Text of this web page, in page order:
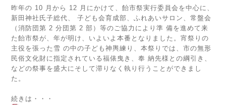
昨年の 10 月から 12 月にかけて、飴市祭実行委員会を中心に、
新田神社氏子総代、 子ども会育成部、ふれあいサロン、常盤会
（消防団第 2 分団第 2 部）等のご協力により準 備を進めて来
た飴市祭が、年が明け、いよいよ本番となりました。宵祭りの
主役を張った雪 の中の子ども神輿練り、本祭りでは、市の無形
民俗文化財に指定されている福俵曳き、奉 納先様との綱引き、
などの祭事を盛大にそして滞りなく執り行うことができまし
た。
続きは・・・